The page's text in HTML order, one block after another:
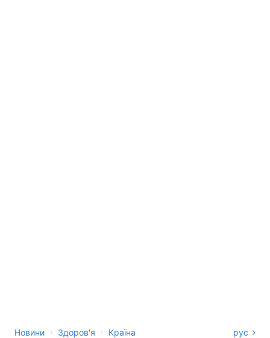
Новини › Здоров'я › Країна рус